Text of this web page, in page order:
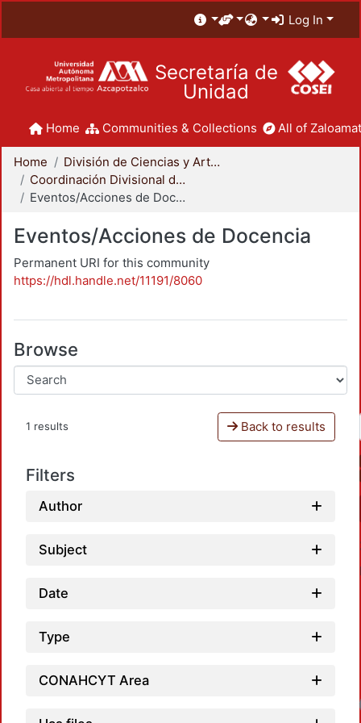
Log In
Secretaría de
Unidad
Home Communities & Collections All of
Home
División de Ciencias y Artes para el Diseño
Coordinación Divisional de Docencia
Eventos/Acciones de Docencia
Eventos/Acciones de Docencia
Permanent URI for this community
https://hdl.handle.net/11191/8060
Browse
1 results Back to results
Filters
Author
Subject
Date
Type
CONAHCYT Area